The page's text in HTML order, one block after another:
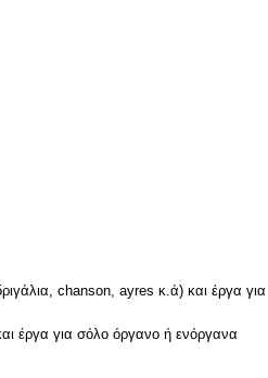
chanson, ayres κ.ά) και έργα για
έργα για σόλο όργανο ή ενόργανα